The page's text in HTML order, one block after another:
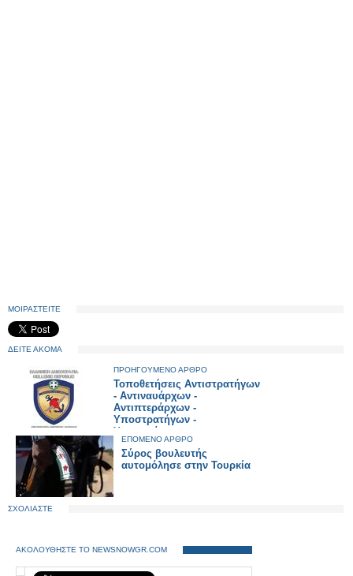
ΜΟΙΡΑΣΤΕΙΤΕ
ΔΕΙΤΕ ΑΚΟΜΑ
ΠΡΟΗΓΟΥΜΕΝΟ ΑΡΘΡΟ
Τοποθετήσεις Αντιστρατήγων
- Αντιναυάρχων -
Αντιπτεράρχων -
Υποστρατήγων -
Υποναυάρχων και
Υποπτεράρχων
ΕΠΟΜΕΝΟ ΑΡΘΡΟ
Σύρος βουλευτής
αυτομόλησε στην Τουρκία
ΣΧΟΛΙΑΣΤΕ
ΑΚΟΛΟΥΘΗΣΤΕ ΤΟ NEWSNOWGR.COM